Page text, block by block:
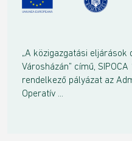
„A közigazgatási eljárások
Városházán” című,
rendelkező pályázat az
Operatív ...